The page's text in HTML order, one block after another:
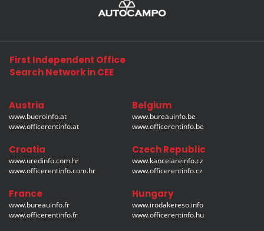
First Independent Office
Search Network in CEE
Austria
www.bueroinfo.at
www.officerentinfo.at
Belgium
www.bureauinfo.be
www.officerentinfo.be
Croatia
www.uredinfo.com.hr
www.officerentinfo.com.hr
Czech Republic
www.kancelareinfo.cz
www.officerentinfo.cz
France
www.bureauinfo.fr
www.officerentinfo.fr
Hungary
www.irodakereso.info
www.officerentinfo.hu